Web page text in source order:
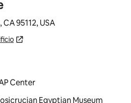
95112, USA
Center
Egyptian Museum